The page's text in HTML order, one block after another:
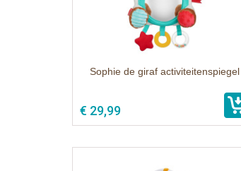
Sophie de giraf activiteitenspiegel
€ 29,99